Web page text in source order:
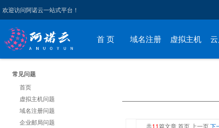
欢迎访问阿诺云一站式平台！
首 页 域名注册 虚拟主机
常见问题
首页
虚拟主机问题
域名注册问题
企业邮局问题
共11篇文章 首页 上一页下